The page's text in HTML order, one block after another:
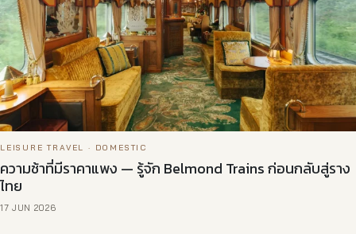
LEISURE TRAVEL · DOMESTIC
ความช้าที่มีราคาแพง — รู้จัก Belmond Trains ก่อนกลับสู่ราง
ไทย
17 JUN 2026